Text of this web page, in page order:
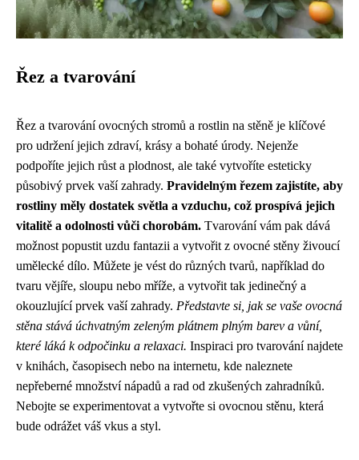
Řez a tvarování
Řez a tvarování ovocných stromů a rostlin na stěně je klíčové
pro udržení jejich zdraví, krásy a bohaté úrody. Nejenže
podpoříte jejich růst a plodnost, ale také vytvoříte esteticky
působivý prvek vaší zahrady. Pravidelným řezem zajistíte, aby
rostliny měly dostatek světla a vzduchu, což prospívá jejich
vitalitě a odolnosti vůči chorobám. Tvarování vám pak dává
možnost popustit uzdu fantazii a vytvořit z ovocné stěny živoucí
umělecké dílo. Můžete je vést do různých tvarů, například do
tvaru vějíře, sloupu nebo mříže, a vytvořit tak jedinečný a
okouzlující prvek vaší zahrady. Představte si, jak se vaše ovocná
stěna stává úchvatným zeleným plátnem plným barev a vůní,
které láká k odpočinku a relaxaci. Inspiraci pro tvarování najdete
v knihách, časopisech nebo na internetu, kde naleznete
nepřeberné množství nápadů a rad od zkušených zahradníků.
Nebojte se experimentovat a vytvořte si ovocnou stěnu, která
bude odrážet váš vkus a styl.